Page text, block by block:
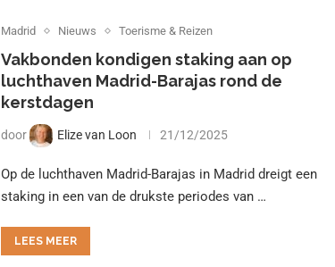
Madrid Nieuws Toerisme & Reizen
Vakbonden kondigen staking aan op
luchthaven Madrid-Barajas rond de
kerstdagen
door Elize van Loon 21/12/2025
Op de luchthaven Madrid-Barajas in Madrid dreigt een
staking in een van de drukste periodes van …
LEES MEER